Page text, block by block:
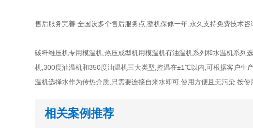
售后服务完善:全国设多个售后服务点,整机保修一年,永久支持免费技术咨
碳纤维压机专用模温机,热压成型机用模温机有油温机系列和水温机系
机,300度油温机和350度油温机三大类型,控温在±1℃以内,可根据客户生
温机选择水作为传热介质,只需要连接自来水即可,使用方便且无污染.按
相关案例推荐